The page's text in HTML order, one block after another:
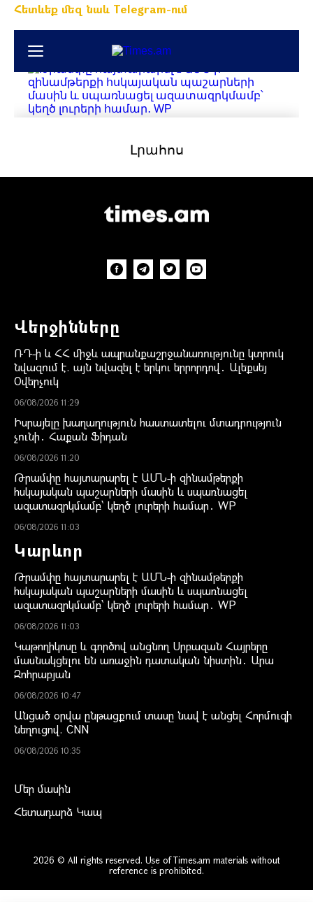
Հետևեք մեզ նաև Telegram-ում
Վերջինները
ՌԴ-ի և ՀՀ միջև ապրանքաշրջանառությունը կտրուկ
նվազում է. այն նվազել է երկու երրորդով․ Ալեքսեյ
Օվերչուկ
06/08/2026 11:29
Իսրայելը խաղաղություն հաստատելու մտադրություն
չունի․ Հաքան Ֆիդան
06/08/2026 11:20
Թրամփը հայտարարել է ԱՄՆ-ի զինամթերքի
հսկայական պաշարների մասին և սպառնացել
ազատազրկմամբ՝ կեղծ լուրերի համար․ WP
06/08/2026 11:03
Կարևոր
Թրամփը հայտարարել է ԱՄՆ-ի զինամթերքի
հսկայական պաշարների մասին և սպառնացել
ազատազրկմամբ՝ կեղծ լուրերի համար․ WP
06/08/2026 11:03
Կաթողիկոսը և գործով անցնող Սրբազան Հայրերը
մասնակցելու են առաջին դատական նիստին․ Արա
Զոհրաբյան
06/08/2026 10:47
Անցած օրվա ընթացքում տասը նավ է անցել Հորմուզի
նեղուցով. CNN
06/08/2026 10:35
Մեր մասին
Հետադարձ Կապ
2026 © All rights reserved. Use of Times.am materials without
reference is prohibited.